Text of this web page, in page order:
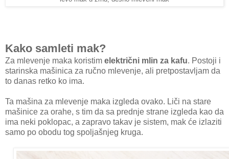
Kako samleti mak?
Za mlevenje maka koristim električni mlin za kafu. Postoji i
starinska mašinica za ručno mlevenje, ali pretpostavljam da
to danas retko ko ima.
Ta mašina za mlevenje maka izgleda ovako. Liči na stare
mašinice za orahe, s tim da sa prednje strane izgleda kao da
ima neki poklopac, a zapravo takav je sistem, mak će izlaziti
samo po obodu tog spoljašnjeg kruga.